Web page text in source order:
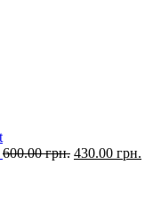
600.00грн. 430.00 грн.